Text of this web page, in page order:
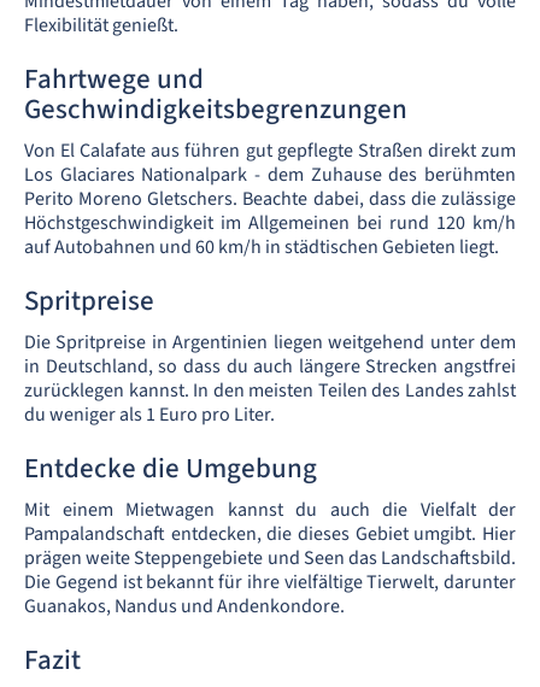
Flexibilität genießt.
Fahrtwege und
Geschwindigkeitsbegrenzungen
Von El Calafate aus führen gut gepflegte Straßen direkt zum
Los Glaciares Nationalpark - dem Zuhause des berühmten
Perito Moreno Gletschers. Beachte dabei, dass die zulässige
Höchstgeschwindigkeit im Allgemeinen bei rund 120 km/h
auf Autobahnen und 60 km/h in städtischen Gebieten liegt.
Spritpreise
Die Spritpreise in Argentinien liegen weitgehend unter dem
in Deutschland, so dass du auch längere Strecken angstfrei
zurücklegen kannst. In den meisten Teilen des Landes zahlst
du weniger als 1 Euro pro Liter.
Entdecke die Umgebung
Mit einem Mietwagen kannst du auch die Vielfalt der
Pampalandschaft entdecken, die dieses Gebiet umgibt. Hier
prägen weite Steppengebiete und Seen das Landschaftsbild.
Die Gegend ist bekannt für ihre vielfältige Tierwelt, darunter
Guanakos, Nandus und Andenkondore.
Fazit